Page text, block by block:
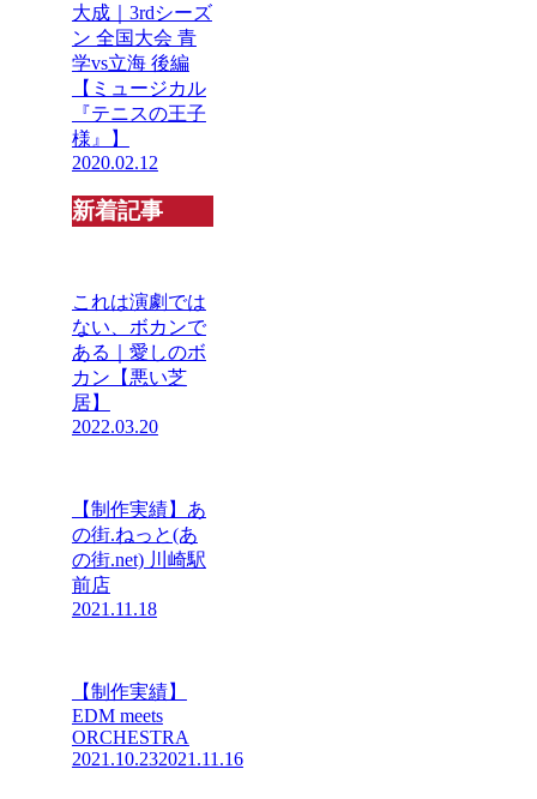
大成｜3rdシーズ
ン 全国大会 青
学vs立海 後編
【ミュージカル
『テニスの王子
様』】
2020.02.12
新着記事
これは演劇では
ない、ボカンで
ある｜愛しのボ
カン【悪い芝
居】
2022.03.20
【制作実績】あ
の街.ねっと(あ
の街.net) 川崎駅
前店
2021.11.18
【制作実績】
EDM meets
ORCHESTRA
2021.10.232021.11.16